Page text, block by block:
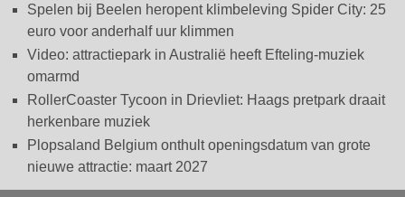
Spelen bij Beelen heropent klimbeleving Spider City: 25
euro voor anderhalf uur klimmen
Video: attractiepark in Australië heeft Efteling-muziek
omarmd
RollerCoaster Tycoon in Drievliet: Haags pretpark draait
herkenbare muziek
Plopsaland Belgium onthult openingsdatum van grote
nieuwe attractie: maart 2027